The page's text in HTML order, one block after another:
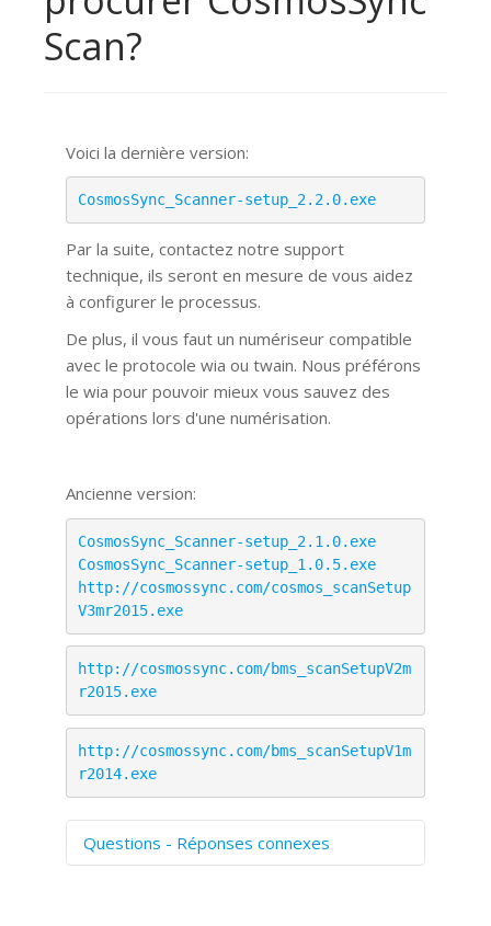
Scan?
Voici la dernière version:
CosmosSync_Scanner-setup_2.2.0.exe
Par la suite, contactez notre support
technique, ils seront en mesure de vous aidez
à configurer le processus.
De plus, il vous faut un numériseur compatible
avec le protocole wia ou twain. Nous préférons
le wia pour pouvoir mieux vous sauvez des
opérations lors d'une numérisation.
Ancienne version:
CosmosSync_Scanner-setup_2.1.0.exe
CosmosSync_Scanner-setup_1.0.5.exe
http://cosmossync.com/cosmos_scanSetup
V3mr2015.exe
http://cosmossync.com/bms_scanSetupV2m
r2015.exe
http://cosmossync.com/bms_scanSetupV1m
r2014.exe
Questions - Réponses connexes